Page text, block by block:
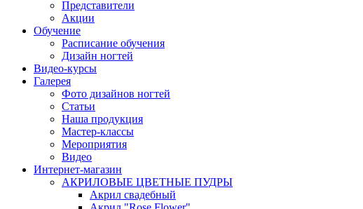
Представители
Акции
Обучение
Расписание обучения
Дизайн ногтей
Видео-курсы
Галерея
Фото дизайнов ногтей
Статьи
Наша продукция
Мастер-классы
Мероприятия
Видео
Интернет-магазин
АКРИЛОВЫЕ ЦВЕТНЫЕ ПУДРЫ
Акрил свадебный